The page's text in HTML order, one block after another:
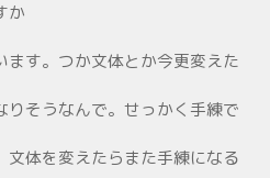
か
ます。つか文体とか今更変えた
りそうなんで。せっかく手練で
体を変えたらまた手練になる